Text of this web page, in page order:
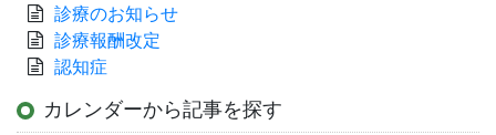
診療のお知らせ
診療報酬改定
認知症
カレンダーから記事を探す